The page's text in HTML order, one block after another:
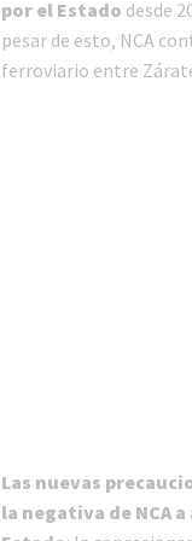
por el Estado desde
pesar de esto, NCA
ferroviario entre
Las nuevas
la negativa de NCA